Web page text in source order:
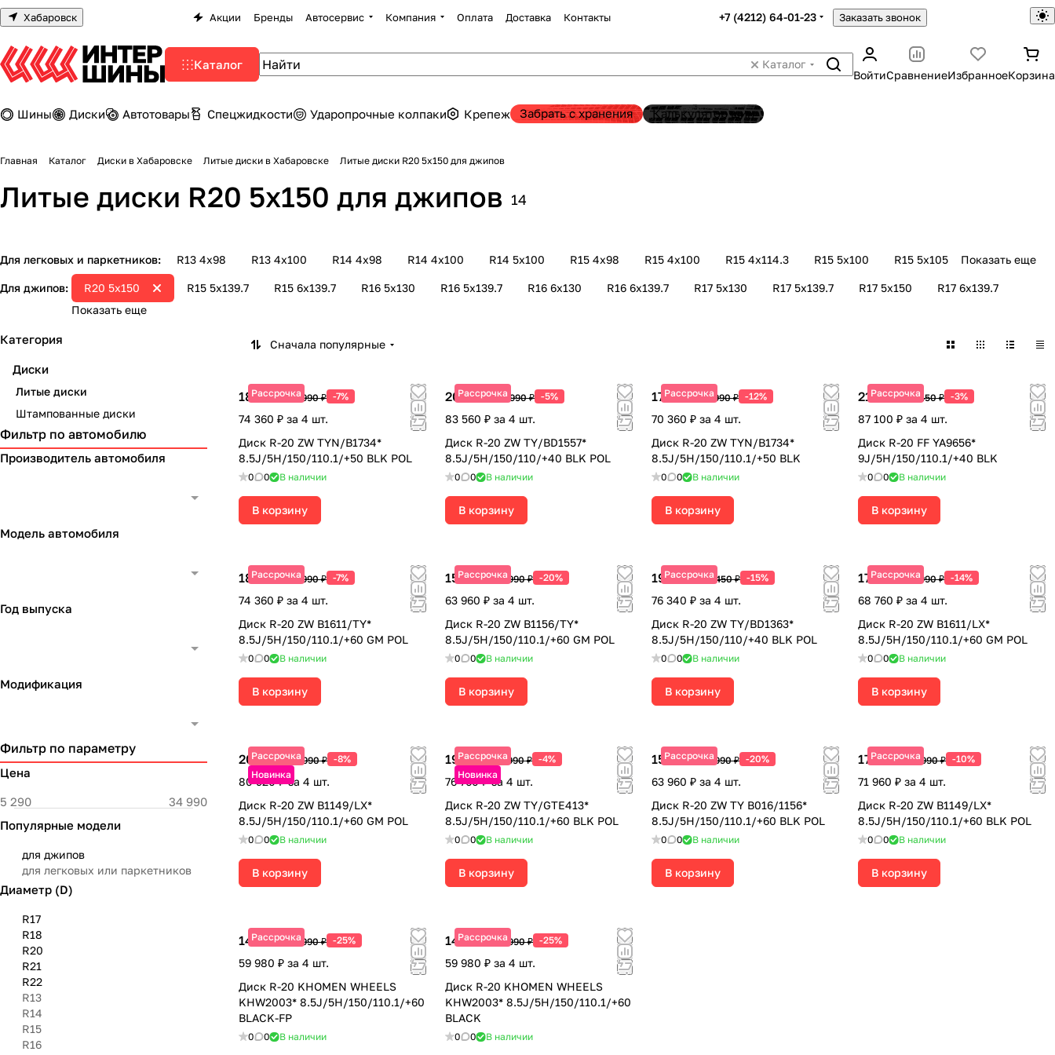
Хабаровск Акции Бренды Автосервис Компания Оплата Доставка Контакты +7 (4212) 64-01-23 Заказать звонок
Каталог
Каталог
ВойтиСравнениеИзбранноеКорзина
Шины Диски Автотовары Спецжидкости Ударопрочные колпаки Крепеж Забрать с хранения Калькулятор шин
Главная Каталог Диски в Хабаровске Литые диски в Хабаровске Литые диски R20 5х150 для джипов
Литые диски R20 5х150 для джипов 14
Для легковых и паркетников: R13 4х98 R13 4х100 R14 4х98 R14 4х100 R14 5х100 R15 4х98 R15 4х100 R15 4х114.3 R15 5х100 R15 5x105 Показать еще
Для джипов: R15 5х139.7 R15 6х139.7 R16 5х130 R16 5х139.7 R16 6х130 R16 6х139.7 R17 5х130 R17 5х139.7 R17 5х150 R17 6х139.7
R20 5х150
Показать еще
Сначала популярные
Рассрочка
18 590 ₽19 990 ₽ -7%
74 360 ₽ за 4 шт.
Диск R-20 ZW TYN/B1734*
8.5J/5H/150/110.1/+50 BLK POL
0 0 В наличии
В корзину
Рассрочка
20 890 ₽21 990 ₽ -5%
83 560 ₽ за 4 шт.
Диск R-20 ZW TY/BD1557*
8.5J/5H/150/110/+40 BLK POL
0 0 В наличии
В корзину
Рассрочка
17 590 ₽19 990 ₽ -12%
70 360 ₽ за 4 шт.
Диск R-20 ZW TYN/B1734*
8.5J/5H/150/110.1/+50 BLK
0 0 В наличии
В корзину
Рассрочка
21 775 ₽22 450 ₽ -3%
87 100 ₽ за 4 шт.
Диск R-20 FF YA9656*
9J/5H/150/110.1/+40 BLK
0 0 В наличии
В корзину
Рассрочка
18 590 ₽19 990 ₽ -7%
74 360 ₽ за 4 шт.
Диск R-20 ZW B1611/TY*
8.5J/5H/150/110.1/+60 GM POL
0 0 В наличии
В корзину
Рассрочка
15 990 ₽19 990 ₽ -20%
63 960 ₽ за 4 шт.
Диск R-20 ZW B1156/TY*
8.5J/5H/150/110.1/+60 GM POL
0 0 В наличии
В корзину
Рассрочка
19 085 ₽22 450 ₽ -15%
76 340 ₽ за 4 шт.
Диск R-20 ZW TY/BD1363*
8.5J/5H/150/110/+40 BLK POL
0 0 В наличии
В корзину
Рассрочка
17 190 ₽19 990 ₽ -14%
68 760 ₽ за 4 шт.
Диск R-20 ZW B1611/LX*
8.5J/5H/150/110.1/+60 GM POL
0 0 В наличии
В корзину
Рассрочка
Новинка
20 230 ₽21 990 ₽ -8%
80 920 ₽ за 4 шт.
Диск R-20 ZW B1149/LX*
8.5J/5H/150/110.1/+60 GM POL
0 0 В наличии
В корзину
Рассрочка
Новинка
19 190 ₽19 990 ₽ -4%
76 760 ₽ за 4 шт.
Диск R-20 ZW TY/GTE413*
8.5J/5H/150/110.1/+60 BLK POL
0 0 В наличии
В корзину
Рассрочка
15 990 ₽19 990 ₽ -20%
63 960 ₽ за 4 шт.
Диск R-20 ZW TY B016/1156*
8.5J/5H/150/110.1/+60 BLK POL
0 0 В наличии
В корзину
Рассрочка
17 990 ₽19 990 ₽ -10%
71 960 ₽ за 4 шт.
Диск R-20 ZW B1149/LX*
8.5J/5H/150/110.1/+60 BLK POL
0 0 В наличии
В корзину
Рассрочка
14 995 ₽19 990 ₽ -25%
59 980 ₽ за 4 шт.
Диск R-20 KHOMEN WHEELS
KHW2003* 8.5J/5H/150/110.1/+60
BLACK-FP
0 0 В наличии
Рассрочка
14 995 ₽19 990 ₽ -25%
59 980 ₽ за 4 шт.
Диск R-20 KHOMEN WHEELS
KHW2003* 8.5J/5H/150/110.1/+60
BLACK
0 0 В наличии
Категория
Диски
Литые диски
Штампованные диски
Фильтр по автомобилю
Производитель автомобиля
Модель автомобиля
Год выпуска
Модификация
Фильтр по параметру
Цена
Популярные модели
для джипов
для легковых или паркетников
Диаметр (D)
R17
R18
R20
R21
R22
R13
R14
R15
R16